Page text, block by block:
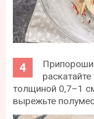
толщиной 0,7–1
вырежьте